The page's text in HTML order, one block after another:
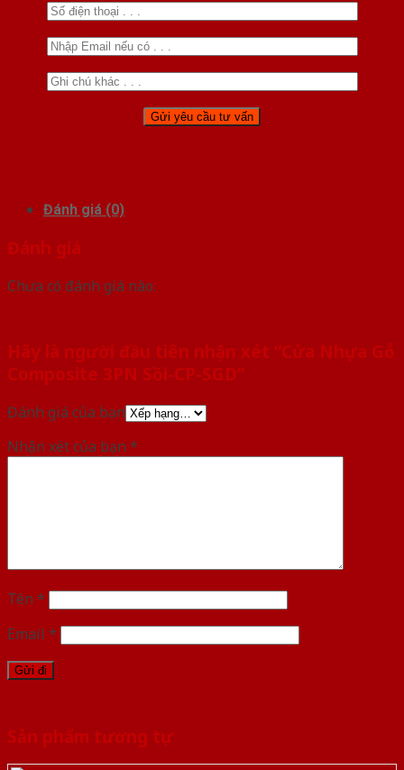
Đánh giá (0)
Đánh giá
Chưa có đánh giá nào.
Hãy là người đầu tiên nhận xét “Cửa Nhựa Gỗ
Composite 3PN Sồi-CP-SGD”
Đánh giá của bạn
Nhận xét của bạn *
Tên *
Email *
Sản phẩm tương tự